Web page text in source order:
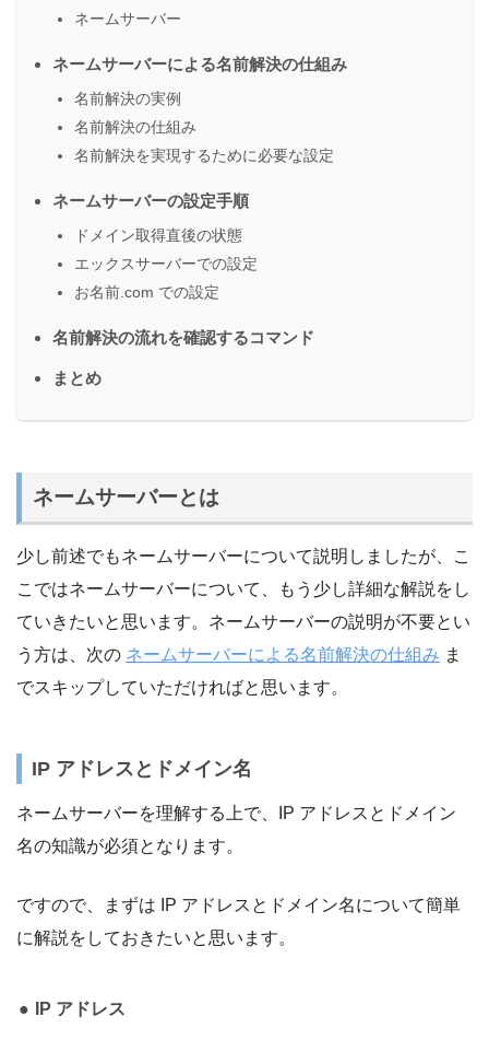
ネームサーバー
ネームサーバーによる名前解決の仕組み
名前解決の実例
名前解決の仕組み
名前解決を実現するために必要な設定
ネームサーバーの設定手順
ドメイン取得直後の状態
エックスサーバーでの設定
お名前.com での設定
名前解決の流れを確認するコマンド
まとめ
ネームサーバーとは
少し前述でもネームサーバーについて説明しましたが、こ
こではネームサーバーについて、もう少し詳細な解説をし
ていきたいと思います。ネームサーバーの説明が不要とい
う方は、次の ネームサーバーによる名前解決の仕組み ま
でスキップしていただければと思います。
IP アドレスとドメイン名
ネームサーバーを理解する上で、IP アドレスとドメイン
名の知識が必須となります。
ですので、まずは IP アドレスとドメイン名について簡単
に解説をしておきたいと思います。
IP アドレス